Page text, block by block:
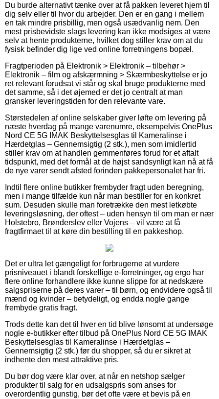
Du burde alternativt tænke over at få pakken leveret hjem til
dig selv eller til hvor du arbejder. Den er en gang i mellem
en tak mindre prisbillig, men også usædvanlig nem. Den
mest prisbevidste slags levering kan ikke modsiges at være
selv at hente produkterne, hvilket dog stiller krav om at du
fysisk befinder dig lige ved online forretningens bopæl.
Fragtperioden på Elektronik > Elektronik – tilbehør >
Elektronik – film og afskærmning > Skærmbeskyttelse er jo
ret relevant forudsat vi står og skal bruge produkterne med
det samme, så i det øjemed er det jo centralt at man
gransker leveringstiden for den relevante vare.
Størstedelen af online selskaber giver løfte om levering på
næste hverdag på mange varenumre, eksempelvis OnePlus
Nord CE 5G IMAK Beskyttelsesglas til Kameralinse i
Hærdetglas – Gennemsigtig (2 stk.), men som imidlertid
stiller krav om at handlen gemmenføres forud for et aftalt
tidspunkt, med det formål at de højst sandsynligt kan nå at få
de nye varer sendt afsted forinden pakkepersonalet har fri.
Indtil flere online butikker frembyder fragt uden beregning,
men i mange tilfælde kun når man bestiller for en konkret
sum. Desuden skulle man foretrække den mest letkøbte
leveringsløsning, der oftest – uden hensyn til om man er nær
Holstebro, Brønderslev eller Vojens – vil være at få
fragtfirmaet til at køre din bestilling til en pakkeshop.
Det er ultra let gængeligt for forbrugerne at vurdere
prisniveauet i blandt forskellige e-forretninger, og ergo har
flere online forhandlere ikke kunne slippe for at nedskære
salgspriserne på deres varer – til børn, og endvidere også til
mænd og kvinder – betydeligt, og endda nogle gange
frembyde gratis fragt.
Trods dette kan det til hver en tid blive lønsomt at undersøge
nogle e-butikker efter tilbud på OnePlus Nord CE 5G IMAK
Beskyttelsesglas til Kameralinse i Hærdetglas –
Gennemsigtig (2 stk.) før du shopper, så du er sikret at
indhente den mest attraktive pris.
Du bør dog være klar over, at når en netshop sælger
produkter til salg for en udsalgspris som anses for
overordentlig gunstig, bør det ofte være et bevis på en